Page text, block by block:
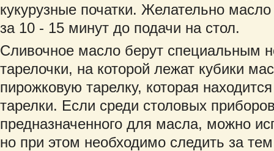
кукурузные початки. Желательно
за 10 - 15 минут до подачи на стол.
Сливочное масло берут специальным
тарелочки, на которой лежат кубики
пирожковую тарелку, которая
тарелки. Если среди столовых
предназначенного для масла, можно
но при этом необходимо следить за